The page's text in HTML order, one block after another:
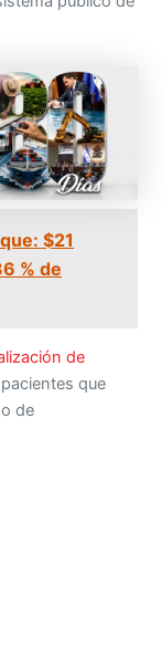
$21
% de
de
que
de